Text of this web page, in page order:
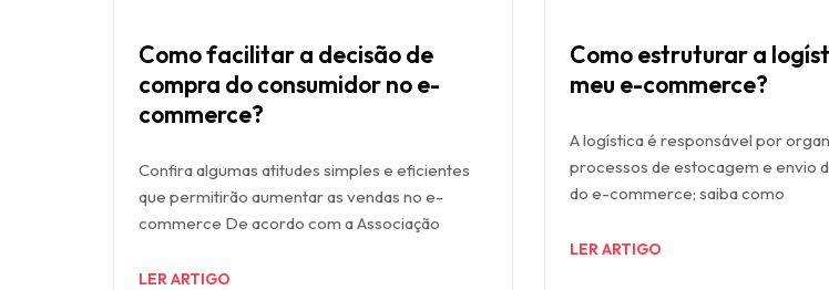
Como facilitar a decisão de
compra do consumidor no e-
commerce?
Confira algumas atitudes simples e eficientes
que permitirão aumentar as vendas no e-
commerce De acordo com a Associação
LER ARTIGO
Como estruturar a
meu e-commerce?
A logística é responsável por
processos de estocagem e envio
do e-commerce; saiba como
LER ARTIGO